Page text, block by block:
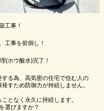
工事！
工事を前倒し！
(ホウ酸水)完了！
る為、高気密の住宅で住む人の
すため防御力が持続しません。
となく永久に持続します。
選びますか？